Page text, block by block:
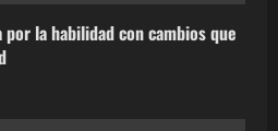
por la habilidad con cambios que